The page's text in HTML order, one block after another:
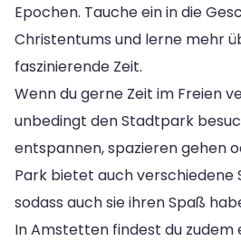
Epochen. Tauche ein in die
Christentums und lerne mehr
faszinierende Zeit.
Wenn du gerne Zeit im Freien
unbedingt den Stadtpark
entspannen, spazieren gehen
Park bietet auch verschiedene
sodass auch sie ihren Spaß
In Amstetten findest du zudem